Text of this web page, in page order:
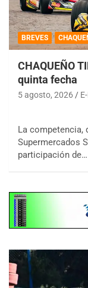
BREVES
CHAQUEÑO
quinta fecha
5 agosto, 2026
La competencia,
Supermercados
participación de…